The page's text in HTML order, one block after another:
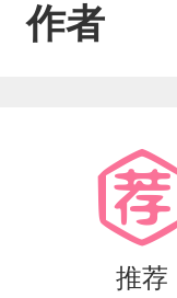
小心翼翼的
想，一次就
作者
推荐